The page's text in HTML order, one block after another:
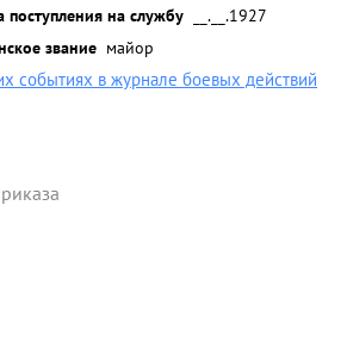
поступления на службу
__.__.1927
звание майор
событиях в журнале боевых действий